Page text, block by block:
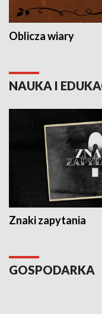
Oblicza wiary
NAUKA I
Znaki zapytania
GOSPODARKA